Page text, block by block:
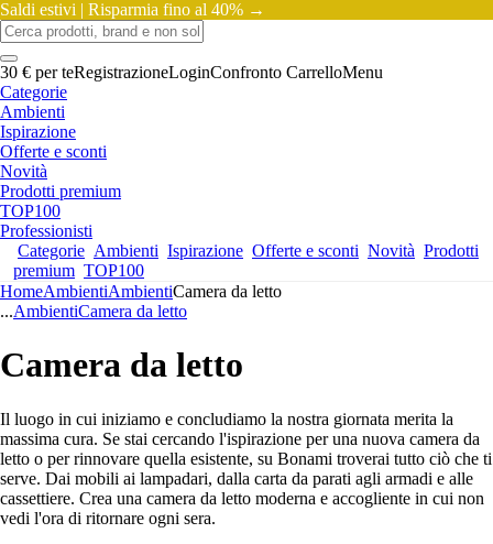
Saldi estivi | Risparmia fino al 40% →
30 € per teRegistrazioneLoginConfronto CarrelloMenu
Categorie
Ambienti
Ispirazione
Offerte e sconti
Novità
Prodotti premium
TOP100
Professionisti
Categorie Ambienti Ispirazione Offerte e sconti Novità Prodotti
premium TOP100
HomeAmbientiAmbientiCamera da letto
...AmbientiCamera da letto
Camera da letto
Il luogo in cui iniziamo e concludiamo la nostra giornata merita la
massima cura. Se stai cercando l'ispirazione per una nuova camera da
letto o per rinnovare quella esistente, su Bonami troverai tutto ciò che ti
serve. Dai mobili ai lampadari, dalla carta da parati agli armadi e alle
cassettiere. Crea una camera da letto moderna e accogliente in cui non
vedi l'ora di ritornare ogni sera.